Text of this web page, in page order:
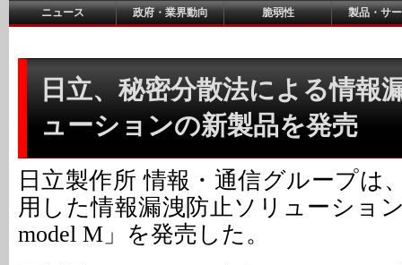
ニュース 政府・業界動向 脆弱性 製品・サ
日立、秘密分散法による情報
ューションの新製品を発売
日立製作所 情報・通信グループは
用した情報漏洩防止ソリューショ
model M」を発売した。